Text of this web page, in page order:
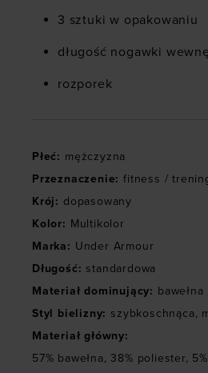
3 sztuki w opakowaniu
długość nogawki
rozporek
Płeć: mężczyzna
Przeznaczenie: fitness /
Krój: dopasowany
Kolor: Multikolor
Marka: Under Armour
Długość: standardowa
Materiał dominujący: bawełna
Styl bielizny: szybkoschnąca,
Materiał główny:
57% bawełna, 38% poliester,